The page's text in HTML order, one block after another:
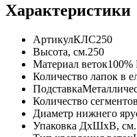
Характеристики
АртикулКЛС250
Высота, см.250
Материал веток100%
Количество лапок в
Подставка
Количество сегментов
Диаметр нижнего
Упаковка ДхШхВ, см.